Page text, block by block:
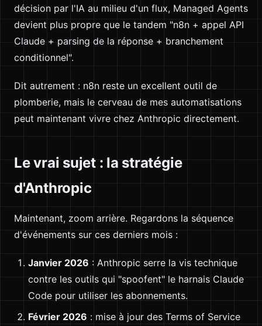
décision par l'IA au milieu d'un flux, Managed Agents
devient plus propre que le tandem "n8n + appel API
Claude + parsing de la réponse + branchement
conditionnel".
Dit autrement : n8n reste un excellent outil de
plomberie, mais le cerveau de mes automatisations
peut maintenant vivre chez Anthropic directement.
Le vrai sujet : la stratégie
d'Anthropic
Maintenant, zoom arrière. Regardons la séquence
d'événements sur ces derniers mois :
Janvier 2026 : Anthropic serre la vis technique
contre les outils qui "spoofent" le harnais Claude
Code pour utiliser les abonnements.
Février 2026 : mise à jour des Terms of Service